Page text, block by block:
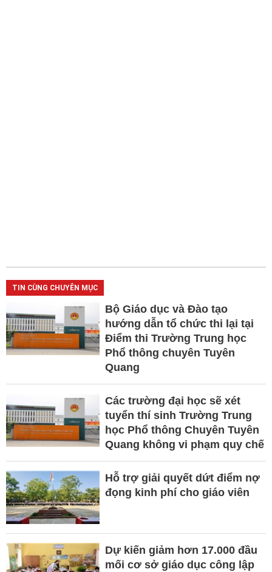
TIN CÙNG CHUYÊN MỤC
Bộ Giáo dục và Đào tạo
hướng dẫn tổ chức thi lại tại
Điểm thi Trường Trung học
Phổ thông chuyên Tuyên
Quang
Các trường đại học sẽ xét
tuyển thí sinh Trường Trung
học Phổ thông Chuyên Tuyên
Quang không vi phạm quy chế
Hỗ trợ giải quyết dứt điểm nợ
đọng kinh phí cho giáo viên
Dự kiến giảm hơn 17.000 đầu
mối cơ sở giáo dục công lập